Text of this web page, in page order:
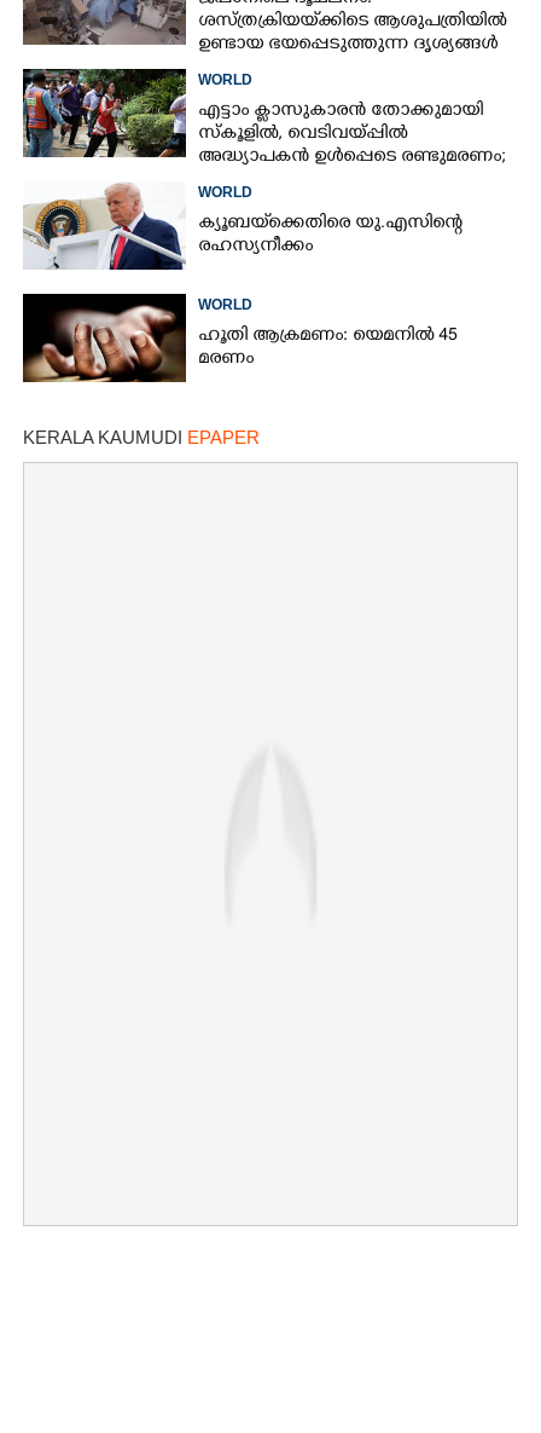
ശസ്ത്രക്രിയ‌യ്‌ക്കി‌ടെ ആശുപത്രിയിൽ
ഉണ്ടായ ഭയപ്പെടുത്തുന്ന ദൃശ്യങ്ങൾ
WORLD
എട്ടാം ക്ളാസുകാരൻ തോക്കുമായി
സ്കൂളിൽ, വെടിവയ്പ്പിൽ
അദ്ധ്യാപകൻ ഉൾപ്പെടെ രണ്ടുമരണം;
WORLD
ക്യൂബയ്‌ക്കെതിരെ യു.എസിന്റെ
രഹസ്യനീക്കം
WORLD
ഹൂതി ആക്രമണം: യെമനിൽ 45
മരണം
KERALA KAUMUDI EPAPER